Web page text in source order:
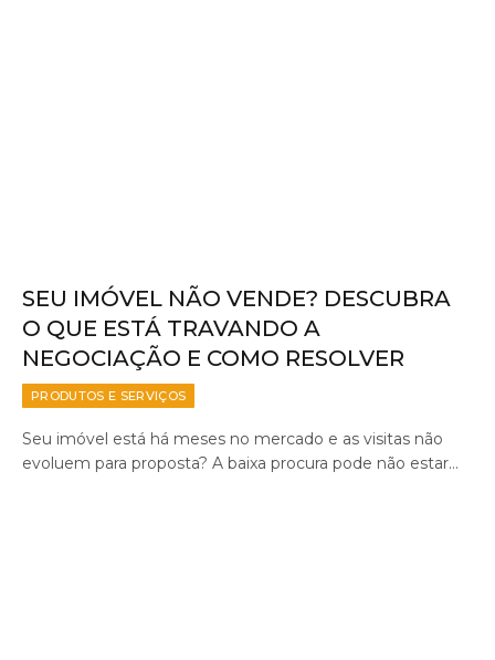
SEU IMÓVEL NÃO VENDE? DESCUBRA
O QUE ESTÁ TRAVANDO A
NEGOCIAÇÃO E COMO RESOLVER
PRODUTOS E SERVIÇOS
Seu imóvel está há meses no mercado e as visitas não
evoluem para proposta? A baixa procura pode não estar…